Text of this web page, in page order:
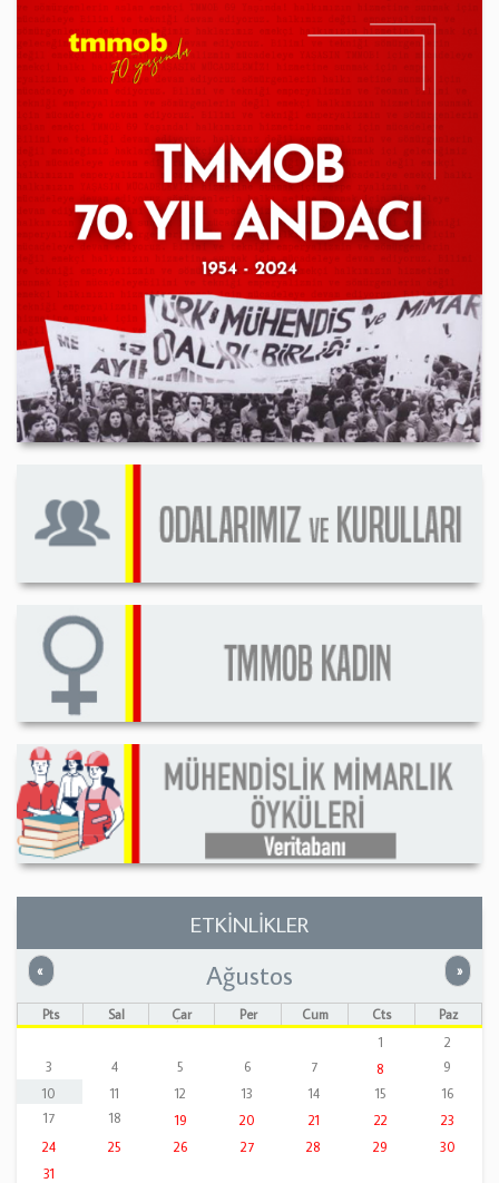
ETKİNLİKLER
« Önceki »
Ağustos
Pts Sal Çar Per Cum Cts
Paz
1
2
3
4 5 6 7 8
9
10
11 12 13 14 15
16
17
18 19 20 21 22
23
24
25 26 27 28 29
30
31